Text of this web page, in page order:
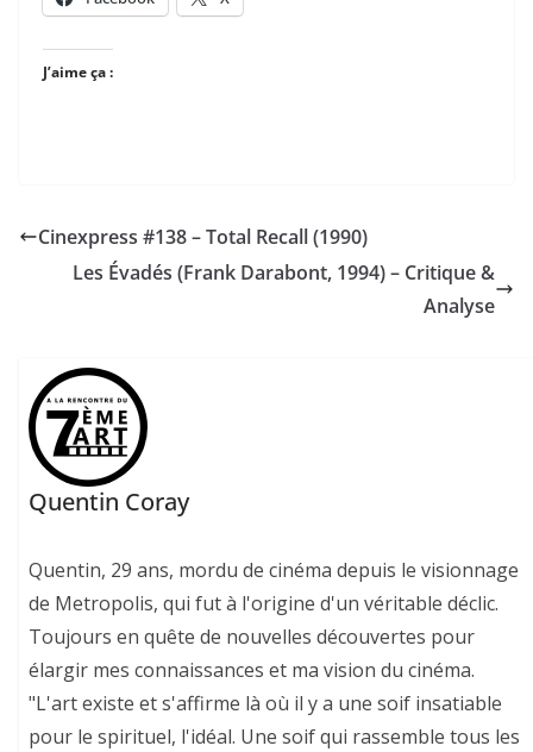
J’aime ça :
Cinexpress #138 – Total Recall (1990)
Les Évadés (Frank Darabont, 1994) – Critique &
Analyse
Quentin Coray
Quentin, 29 ans, mordu de cinéma depuis le visionnage
de Metropolis, qui fut à l'origine d'un véritable déclic.
Toujours en quête de nouvelles découvertes pour
élargir mes connaissances et ma vision du cinéma.
"L'art existe et s'affirme là où il y a une soif insatiable
pour le spirituel, l'idéal. Une soif qui rassemble tous les